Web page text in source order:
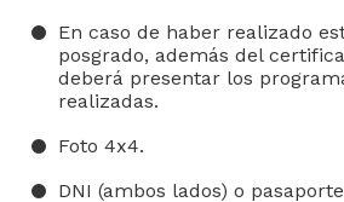
En caso de haber realizado
posgrado, además del
deberá presentar los
realizadas.
Foto 4x4.
DNI (ambos lados) o